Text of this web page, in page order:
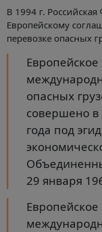
В 1994 г.
Европейскому
перевозке опасных
опасных
совершено в
года под
29 января